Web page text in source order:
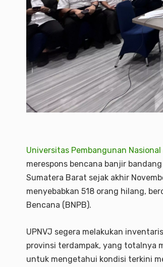
Universitas Pembangunan
merespons bencana banjir
Sumatera Barat sejak akhir
menyebabkan 518 orang hilang,
Bencana (BNPB).
UPNVJ segera melakukan
provinsi terdampak, yang totalnya
untuk mengetahui kondisi terkini